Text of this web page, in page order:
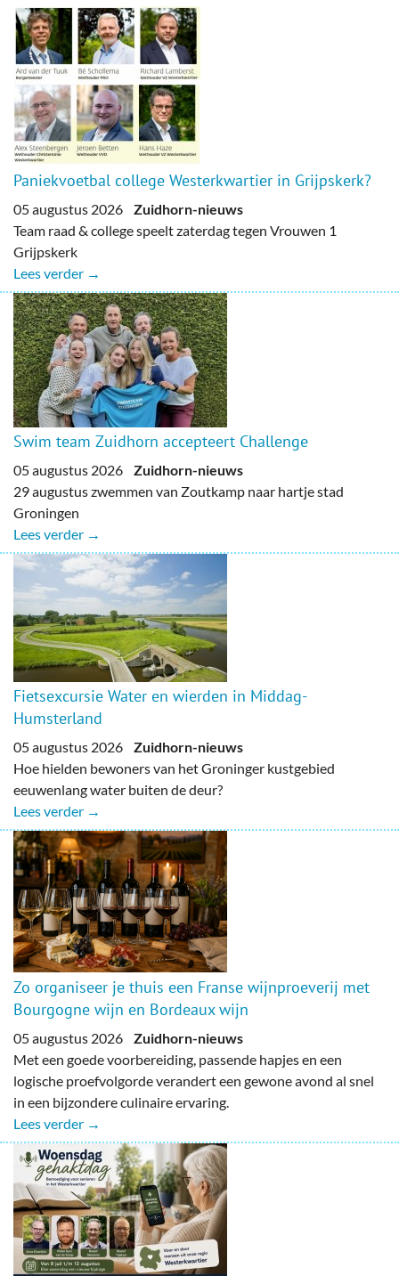
Paniekvoetbal college Westerkwartier in Grijpskerk?
05 augustus 2026 Zuidhorn-nieuws
Team raad & college speelt zaterdag tegen Vrouwen 1
Grijpskerk
Lees verder →
Swim team Zuidhorn accepteert Challenge
05 augustus 2026 Zuidhorn-nieuws
29 augustus zwemmen van Zoutkamp naar hartje stad
Groningen
Lees verder →
Fietsexcursie Water en wierden in Middag-
Humsterland
05 augustus 2026 Zuidhorn-nieuws
Hoe hielden bewoners van het Groninger kustgebied
eeuwenlang water buiten de deur?
Lees verder →
Zo organiseer je thuis een Franse wijnproeverij met
Bourgogne wijn en Bordeaux wijn
05 augustus 2026 Zuidhorn-nieuws
Met een goede voorbereiding, passende hapjes en een
logische proefvolgorde verandert een gewone avond al snel
in een bijzondere culinaire ervaring.
Lees verder →